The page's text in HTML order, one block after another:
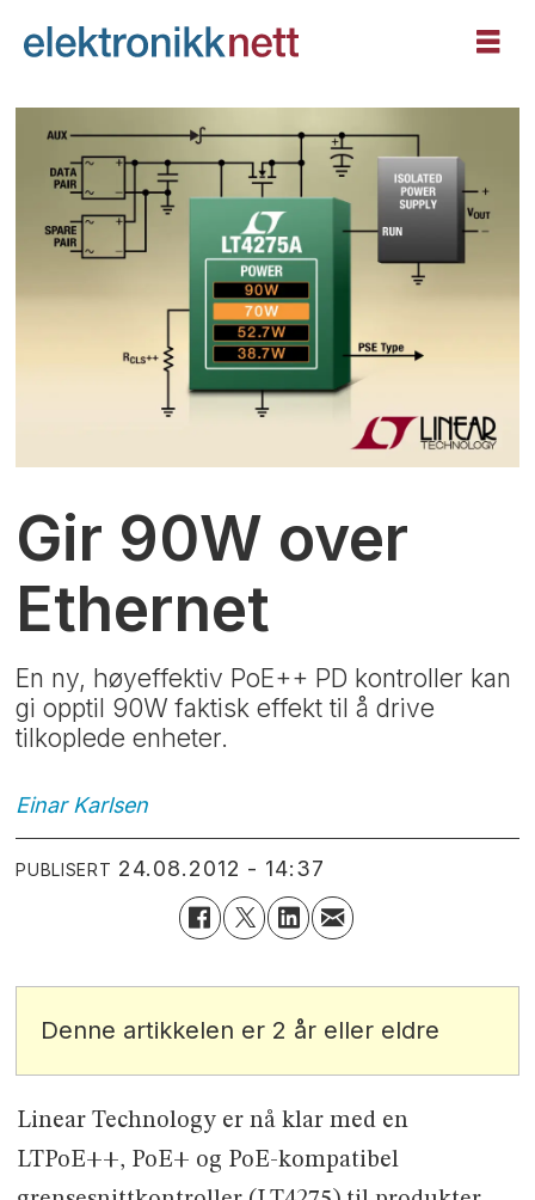
Gir 90W over
Ethernet
En ny, høyeffektiv PoE++ PD kontroller kan
gi opptil 90W faktisk effekt til å drive
tilkoplede enheter.
Einar Karlsen
PUBLISERT 24.08.2012 - 14:37
Denne artikkelen er 2 år eller eldre
Linear Technology er nå klar med en
LTPoE++, PoE+ og PoE-kompatibel